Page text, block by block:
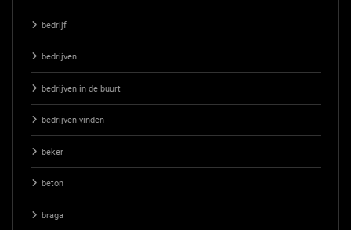
bedrijf
bedrijven
bedrijven in de buurt
bedrijven vinden
beker
beton
braga